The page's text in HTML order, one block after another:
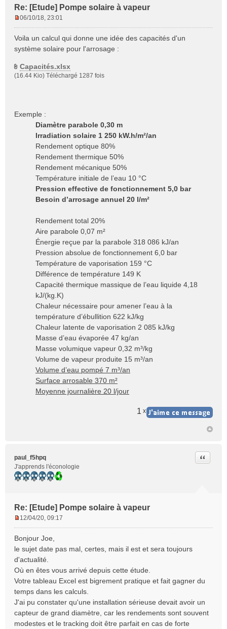
Re: [Etude] Pompe solaire à vapeur
s
s
g
e
l
06/10/18, 23:01
Voila un calcul qui donne une idée des capacités d'un
système solaire pour l'arrosage :
Capacités.xlsx
(16.44 Kio) Téléchargé 1287 fois
Exemple :
Diamètre parabole 0,30 m
Irradiation solaire 1 250 kW.h/m²/an
Rendement optique 80%
Rendement thermique 50%
Rendement mécanique 50%
Température initiale de l’eau 10 °C
Pression effective de fonctionnement 5,0 bar
Besoin d’arrosage annuel 20 l/m²
Rendement total 20%
Aire parabole 0,07 m²
Énergie reçue par la parabole 318 086 kJ/an
Pression absolue de fonctionnement 6,0 bar
Température de vaporisation 159 °C
Différence de température 149 K
Capacité thermique massique de l’eau liquide 4,18
kJ/(kg.K)
Chaleur nécessaire pour amener l’eau à la
température d’ébullition 622 kJ/kg
Chaleur latente de vaporisation 2 085 kJ/kg
Masse d’eau évaporée 47 kg/an
Masse volumique vapeur 0,32 m³/kg
Volume de vapeur produite 15 m³/an
Volume d’eau pompé 7 m³/an
Surface arrosable 370 m²
Moyenne journalière 20 l/jour
1 x
paul_f5hpq
J'apprends l'éconologie
Re: [Etude] Pompe solaire à vapeur
Citer
s
s
a
g
e
n
l
u
12/04/20, 09:17
Bonjour Joe,
le sujet date pas mal, certes, mais il est et sera toujours
d'actualité.
Où en êtes vous arrivé depuis cette étude.
Votre tableau Excel est bigrement pratique et fait gagner du
temps dans les calculs.
J'ai pu constater qu'une installation sérieuse devait avoir un
capteur de grand diamètre, car les rendements sont souvent
modestes et le tracking doit être parfait en cas de forte